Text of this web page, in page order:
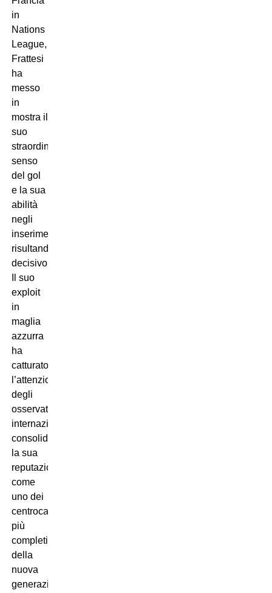
in
Nations
League,
Frattesi
ha
messo
in
mostra il
suo
straordinario
senso
del gol
e la sua
abilità
negli
inserimenti,
risultando
decisivo.
Il suo
exploit
in
maglia
azzurra
ha
catturato
l’attenzione
degli
osservatori
internazionali,
consolidando
la sua
reputazione
come
uno dei
centrocampisti
più
completi
della
nuova
generazione